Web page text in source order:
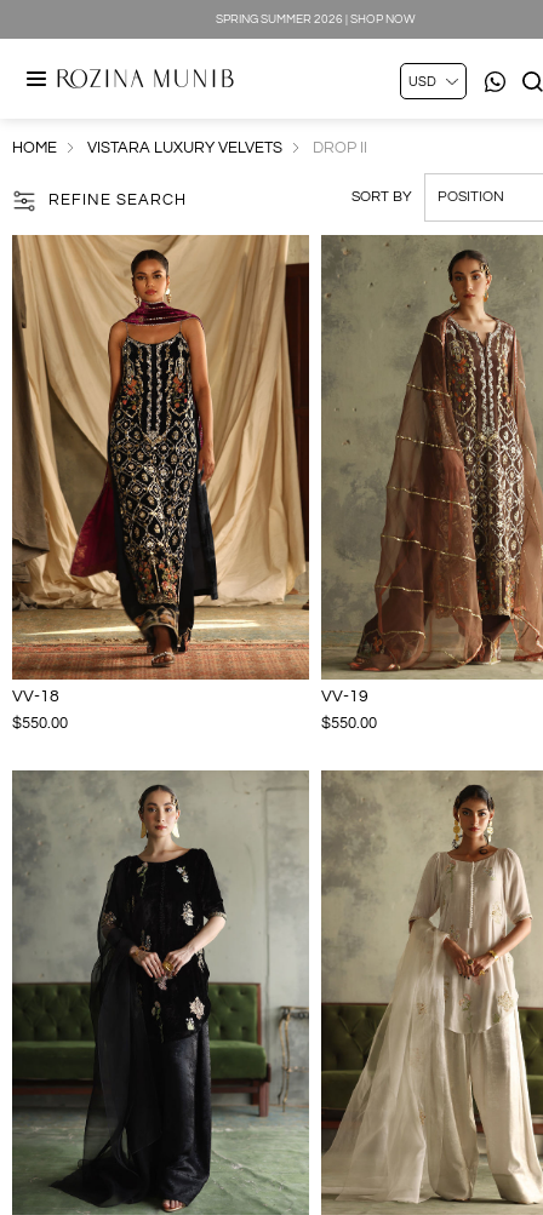
SILK LUXE 2026 | SHOP NOW
HOME VISTARA LUXURY VELVETS DROP II
REFINE SEARCH SORT BY
VV-18
$550.00
VV-19
$550.00